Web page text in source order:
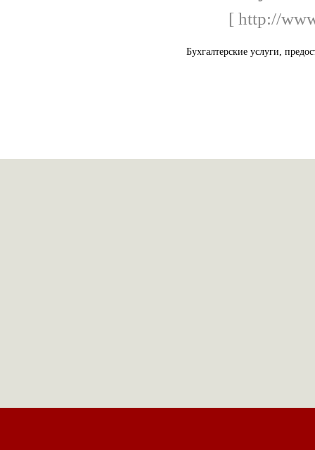
[ http://
Бухгалтерские услуги,